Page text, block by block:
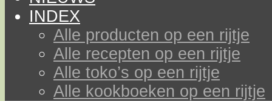
INDEX
Alle producten op een rijtje
Alle recepten op een rijtje
Alle toko’s op een rijtje
Alle kookboeken op een rijtje